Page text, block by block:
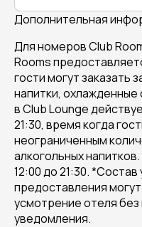
Дополнительная
Для номеровClub
Rooms
гости могут заказать
напитки, охлажденные
в Club Lounge
21:30, время когда
неограниченным
алкогольных
12:00 до 21:30. *Состав
предоставления
усмотрение отеля
уведомления.